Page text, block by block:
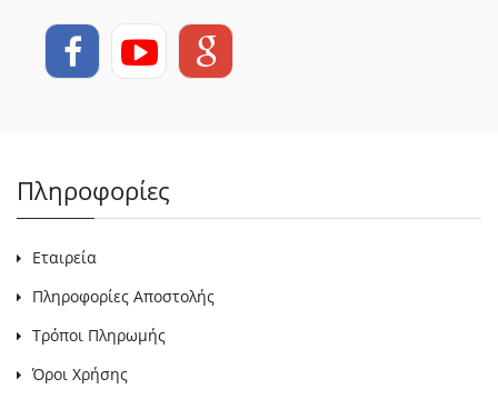
Πληροφορίες
Εταιρεία
Πληροφορίες Αποστολής
Τρόποι Πληρωμής
Όροι Χρήσης